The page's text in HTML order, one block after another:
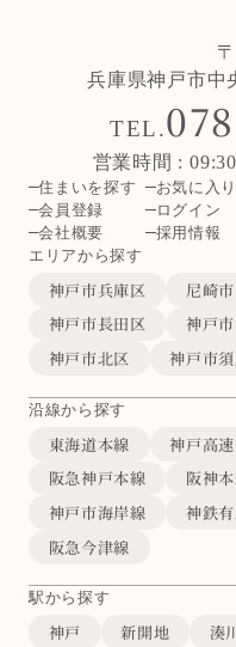
兵庫県神戸市中
TEL.
営業時間 :
住まいを探す お気に入り
会員登録
ログイン
会社概要
採用情報
エリアから探す
神戸市兵庫区 尼崎市
神戸市長田区
神戸
神戸市北区
神戸市
沿線から探す
東海道本線 神戸高
阪急神戸本線
阪神
神戸市海岸線
神鉄
阪急今津線
駅から探す
神戸 新開地 湊